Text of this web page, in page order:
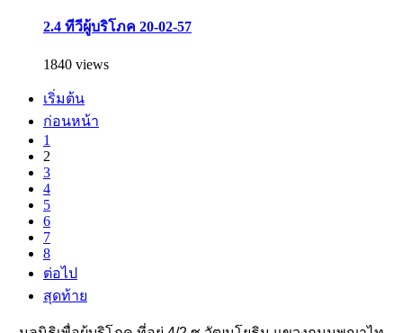
2.4 ทีวีผู้บริโภค 20-02-57
1840 views
เริ่มต้น
ก่อนหน้า
1
2
3
4
5
6
7
8
ต่อไป
สุดท้าย